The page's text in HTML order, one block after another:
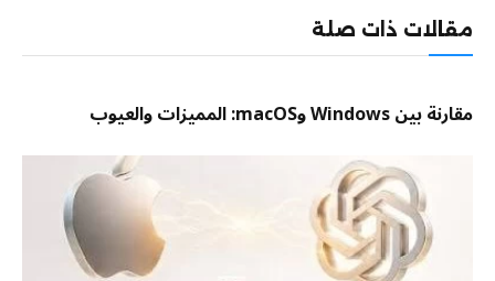
مقالات ذات صلة
مقارنة بين Windows وmacOS: المميزات والعيوب